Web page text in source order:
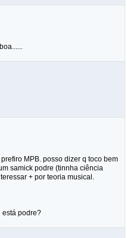
MPB. posso dizer q toco bem
samick podre (tinnha ciência
+ por teoria musical.
está podre?